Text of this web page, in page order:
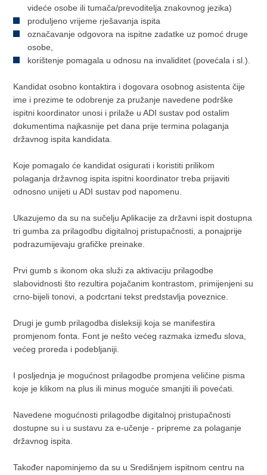
videće osobe ili tumača/prevoditelja znakovnog jezika)
produljeno vrijeme rješavanja ispita
označavanje odgovora na ispitne zadatke uz pomoć druge
osobe,
korištenje pomagala u odnosu na invaliditet (povećala i sl.).
Kandidat osobno kontaktira i dogovara osobnog asistenta čije
ime i prezime te odobrenje za pružanje navedene podrške
ispitni koordinator unosi i prilaže u ADI sustav pod ostalim
dokumentima najkasnije pet dana prije termina polaganja
državnog ispita kandidata.
Koje pomagalo će kandidat osigurati i koristiti prilikom
polaganja državnog ispita ispitni koordinator treba prijaviti
odnosno unijeti u ADI sustav pod napomenu.
Ukazujemo da su na sučelju Aplikacije za državni ispit dostupna
tri gumba za prilagodbu digitalnoj pristupačnosti, a ponajprije
podrazumijevaju grafičke preinake.
Prvi gumb s ikonom oka služi za aktivaciju prilagodbe
slabovidnosti što rezultira pojačanim kontrastom, primijenjeni su
crno-bijeli tonovi, a podcrtani tekst predstavlja poveznice.
Drugi je gumb prilagodba disleksiji koja se manifestira
promjenom fonta. Font je nešto većeg razmaka između slova,
većeg proreda i podebljaniji.
I posljednja je mogućnost prilagodbe promjena veličine pisma
koje je klikom na plus ili minus moguće smanjiti ili povećati.
Navedene mogućnosti prilagodbe digitalnoj pristupačnosti
dostupne su i u sustavu za e-učenje - pripreme za polaganje
državnog ispita.
Također napominjemo da su u Središnjem ispitnom centru na